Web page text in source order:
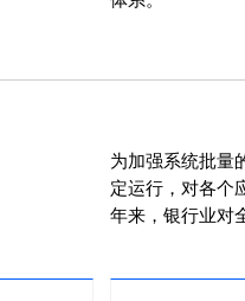
为加强系统批量
定运行，对各个
年来，银行业对